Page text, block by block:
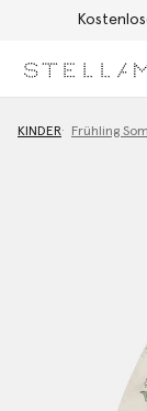
KINDER Frühling